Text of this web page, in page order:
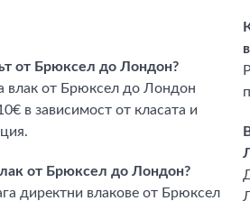
от Брюксел до Лондон?
влак от Брюксел до Лондон
в зависимост от класата и
от Брюксел до Лондон?
директни влакове от Брюксел